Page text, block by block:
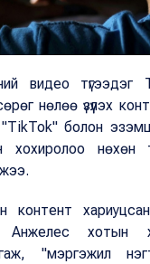
видео түгээдэг
нөлөө үзүүлэх
"TikTok" болон
нөхөн
контент
хотын
"мэргэжил